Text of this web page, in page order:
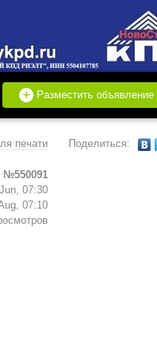
+ Разместить объявление
печати Поделиться:
№550091
07:30
07:10